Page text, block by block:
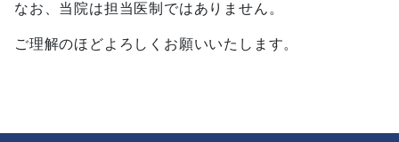
なお、当院は担当医制ではありません。
ご理解のほどよろしくお願いいたします。